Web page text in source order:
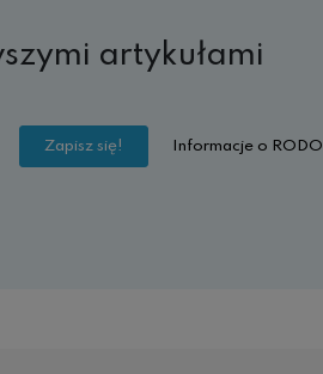
artykułami
Informacje o RODO